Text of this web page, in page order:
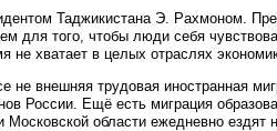
Таджикистана Э. Рахмоном.
для того, чтобы люди себя
не хватает в целых отраслях
не внешняя трудовая иностранная
России. Ещё есть миграция
Московской области ежедневно ездят